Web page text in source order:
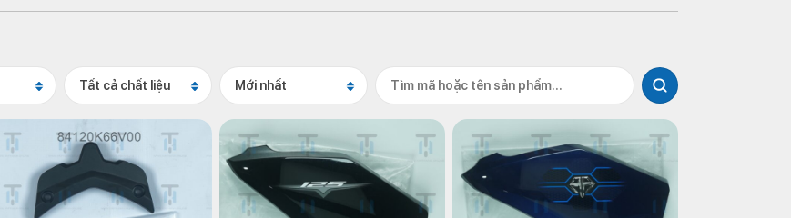
Tất cả chất liệu Mới nhất